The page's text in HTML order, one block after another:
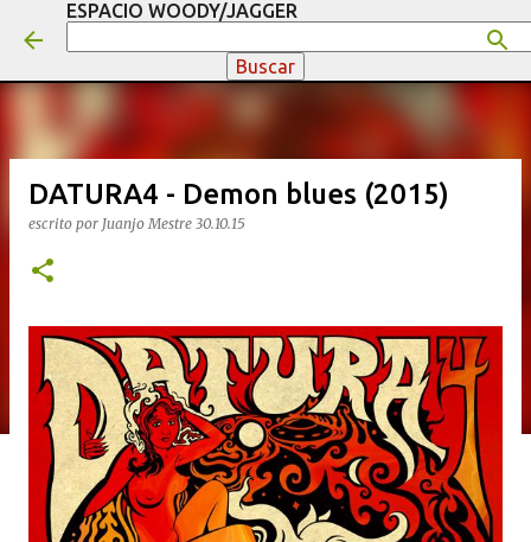
Ir al contenido principal
ESPACIO WOODY/JAGGER
DATURA4 - Demon blues (2015)
escrito por Juanjo Mestre 30.10.15